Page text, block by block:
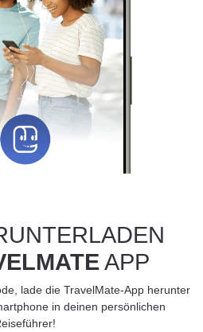
APP
lade die TravelMate-App herunter
in deinen persönlichen